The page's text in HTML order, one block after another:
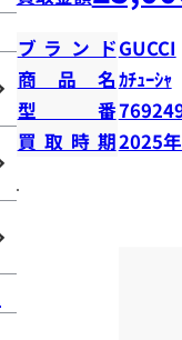
ブランドGUCCI
商品名ｶﾁｭｰｼｬ
型番
買取時期2025